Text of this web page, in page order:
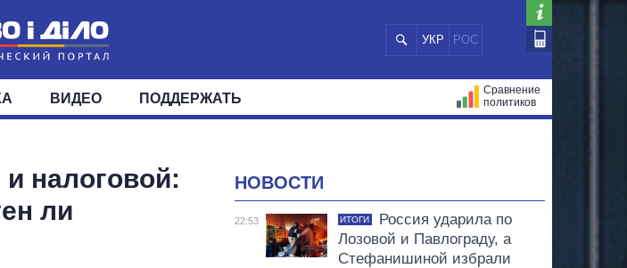
УКР РОС
ОБЩЕСТВО МИР
ФРАКЦИИ ОКРУГА
ВИДЕО ПОДДЕРЖАТЬ
Сравнение
политиков
налоговой:
ли
НОВОСТИ
22:53 ИТОГИ
Россия ударила по
Лозовой и Павлограду, а
Стефанишиной избрали